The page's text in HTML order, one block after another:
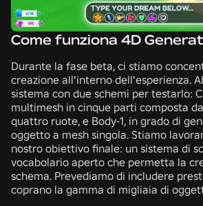
Come funziona 4D
Durante la fase beta, ci stiamo
creazione all'interno dell'esperienza.
sistema con due schemi per testarlo:
multimesh in cinque parti composta
quattro ruote, e Body-1, in grado di
oggetto a mesh singola. Stiamo
nostro obiettivo finale: un sistema di
vocabolario aperto che permetta la
schema. Prevediamo di includere
coprano la gamma di migliaia di